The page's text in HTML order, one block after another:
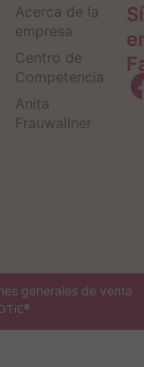
Acerca de la
empresa
Centro de
Competencia
Anita
Frauwallner
generales de venta